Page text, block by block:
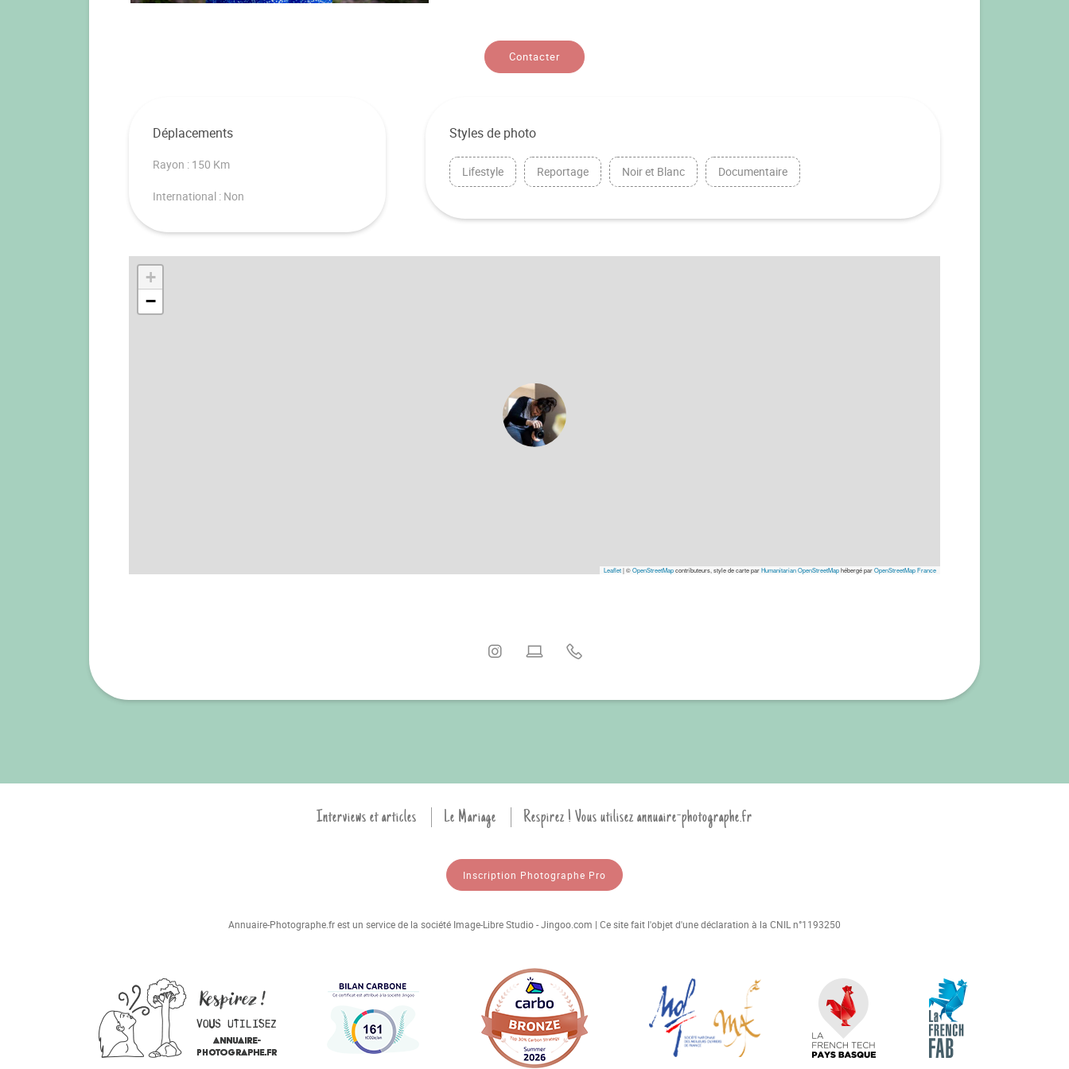
Contacter
Déplacements
Rayon : 150 Km
International : Non
Styles de photo
Lifestyle Reportage Noir et Blanc Documentaire
+
−
Leaflet|©OpenStreetMapcontributeurs, style de carte parHumanitarian OpenStreetMaphébergé parOpenStreetMap France
Interviews et articles Le Mariage Respirez ! Vous utilisez annuaire-photographe.fr
Inscription Photographe Pro
Annuaire-Photographe.fr est un service de la société Image-Libre Studio - Jingoo.com | Ce site fait l'objet d'une déclaration à la CNIL n°1193250